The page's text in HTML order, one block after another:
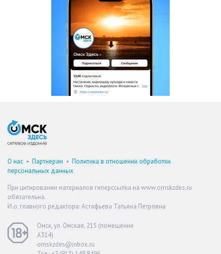
О нас • Партнерам • Политика в отношении обработки
персональных данных
При цитировании материалов гиперссылка на www.omskzdes.ru
обязательна.
И.о. главного редактора: Астафьева Татьяна Петровна
Омск, ул. Омская, 215 (помещение
А314)
omskzdes@inbox.ru